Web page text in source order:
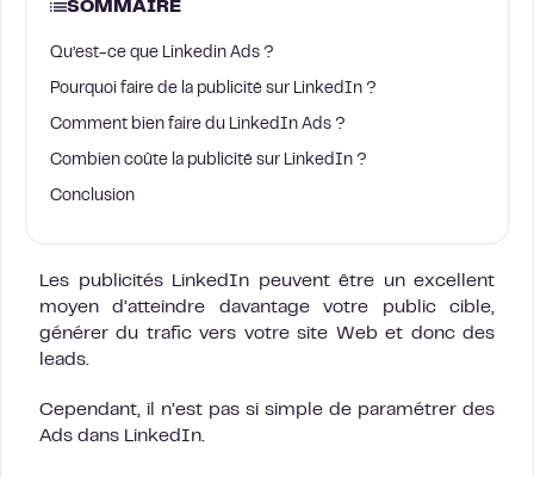
SOMMAIRE
Qu’est-ce que Linkedin Ads ?
Pourquoi faire de la publicité sur LinkedIn ?
Comment bien faire du LinkedIn Ads ?
Combien coûte la publicité sur LinkedIn ?
Conclusion
Les publicités LinkedIn peuvent être un excellent
moyen d’atteindre davantage votre public cible,
générer du trafic vers votre site Web et donc des
leads.
Cependant, il n’est pas si simple de paramétrer des
Ads dans LinkedIn.